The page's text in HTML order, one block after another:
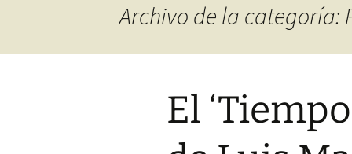
Poesía temática
Poesía satírico-erótica
Relatos del
Relatos y
Relatos
Mis novedades
Archivo de la categoría:
El